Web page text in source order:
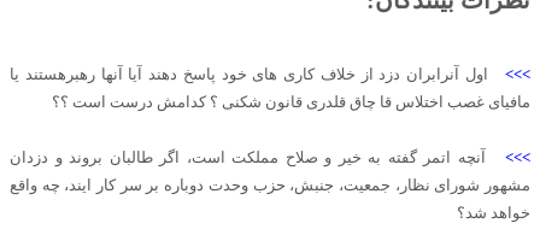
>>> اول آنرابران دزد از خلاف کاری های خود پاسخ دهند آیا آنها رهبرهستند یا
مافیای غصب اختلاس قا چاق قلدری قانون شکنی ؟ کدامش درست است ؟؟
>>> آنچه اتمر گفته به خیر و صلاح مملکت است، اگر طالبان بروند و دزدان
مشهور شورای نظار، جمعیت، جنبش، حزب وحدت دوباره بر سر کار ایند، چه واقع
خواهد شد؟